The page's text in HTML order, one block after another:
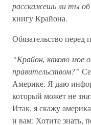
расскажешь ли ты
книгу Крайона.
Обязательство перед
“Крайон, каково мое
правительством?”
Америке. Я даю
который может не
Итак, я скажу
и вам: Хотите знать,